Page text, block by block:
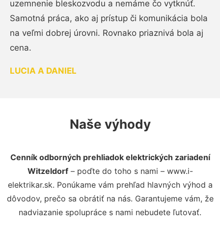
uzemnenie bleskozvodu a nemáme čo vytknúť.
Samotná práca, ako aj prístup či komunikácia bola
na veľmi dobrej úrovni. Rovnako priaznivá bola aj
cena.
LUCIA A DANIEL
Naše výhody
Cenník odborných prehliadok elektrických zariadení
Witzeldorf– poďte do toho s nami – www.i-
elektrikar.sk. Ponúkame vám prehľad hlavných výhod a
dôvodov, prečo sa obrátiť na nás. Garantujeme vám, že
nadviazanie spolupráce s nami nebudete ľutovať.